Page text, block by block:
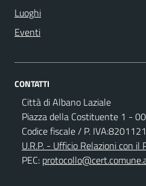
Luoghi
Eventi
CONTATTI
Città di Albano Laziale
Piazza della Costituente 1 -
Codice fiscale / P.
U.R.P. - Ufficio Relazioni con il
PEC: